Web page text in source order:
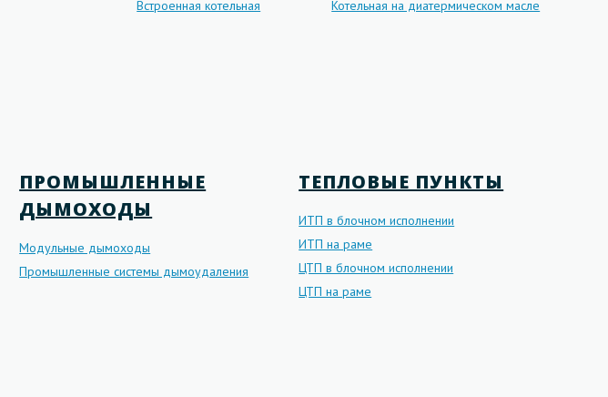
Встроенная котельная
Котельная на диатермическом масле
ПРОМЫШЛЕННЫЕ
ДЫМОХОДЫ
Модульные дымоходы
Промышленные системы дымоудаления
ТЕПЛОВЫЕ ПУНКТЫ
ИТП в блочном исполнении
ИТП на раме
ЦТП в блочном исполнении
ЦТП на раме